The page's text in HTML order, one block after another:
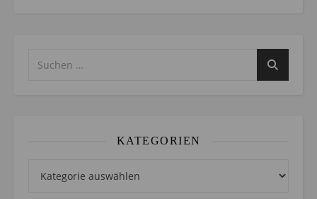
KATEGORIEN